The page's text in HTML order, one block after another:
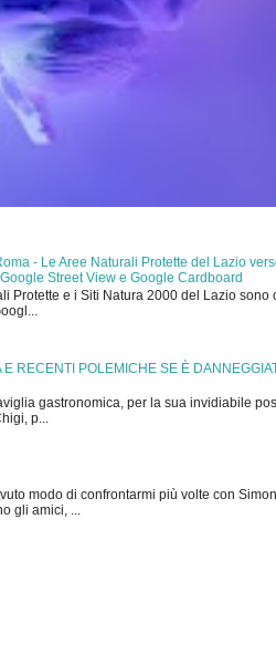
- Le Aree Naturali Protette del Lazio
Street View e Google Cardboard
Protette e i Siti Natura 2000 del Lazio sono
E RECENTI POLEMICHE SE È
gastronomica, per la sua invidiabile
p...
modo di confrontarmi più volte con
gli amici, ...